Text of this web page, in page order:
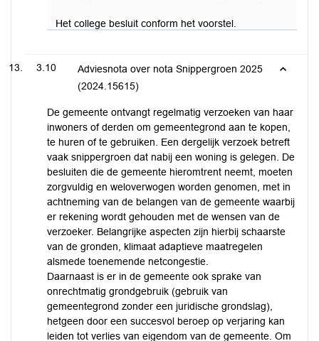
Het college besluit conform het voorstel.
3.10
Adviesnota over nota Snippergroen 2025
(2024.15615)
De gemeente ontvangt regelmatig verzoeken van haar
inwoners of derden om gemeentegrond aan te kopen,
te huren of te gebruiken. Een dergelijk verzoek betreft
vaak snippergroen dat nabij een woning is gelegen. De
besluiten die de gemeente hieromtrent neemt, moeten
zorgvuldig en weloverwogen worden genomen, met in
achtneming van de belangen van de gemeente waarbij
er rekening wordt gehouden met de wensen van de
verzoeker. Belangrijke aspecten zijn hierbij schaarste
van de gronden, klimaat adaptieve maatregelen
alsmede toenemende netcongestie.
Daarnaast is er in de gemeente ook sprake van
onrechtmatig grondgebruik (gebruik van
gemeentegrond zonder een juridische grondslag),
hetgeen door een succesvol beroep op verjaring kan
leiden tot verlies van eigendom van de gemeente. Om